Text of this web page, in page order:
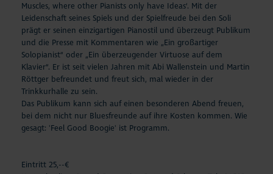
Muscles, where other Pianists only have Ideas‘. Mit der
Leidenschaft seines Spiels und der Spielfreude bei den Soli
prägt er seinen einzigartigen Pianostil und überzeugt Publikum
und die Presse mit Kommentaren wie „Ein großartiger
Solopianist“ oder „Ein überzeugender Virtuose auf dem
Klavier“. Er ist seit vielen Jahren mit Abi Wallenstein und Martin
Röttger befreundet und freut sich, mal wieder in der
Trinkkurhalle zu sein.
Das Publikum kann sich auf einen besonderen Abend freuen,
bei dem nicht nur Bluesfreunde auf ihre Kosten kommen. Wie
gesagt: 'Feel Good Boogie' ist Programm.
Eintritt 25,--€